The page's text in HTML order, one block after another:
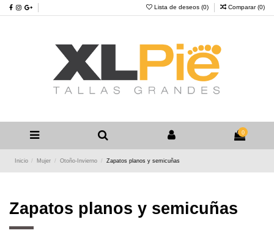
Lista de deseos (0) Comparar (0)
0
Inicio Mujer Otoño-Invierno Zapatos planos y semicuñas
Zapatos planos y semicuñas